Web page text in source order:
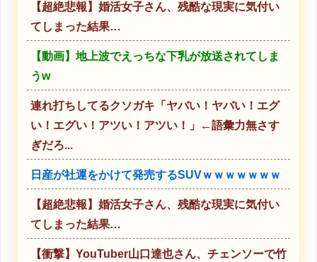
【超絶悲報】婚活女子さん、残酷な現実に気付い
てしまった結果…
【動画】地上波でえっちな下乳が放送されてしま
うw
連れ打ちしてるクソガキ「ヤバい！ヤバい！エグ
い！エグい！アツい！アツい！」←語彙力無さす
ぎだろ...
日産が社運をかけて発売するSUVｗｗｗｗｗｗｗ
【超絶悲報】婚活女子さん、残酷な現実に気付い
てしまった結果…
【衝撃】YouTuber山口達也さん、チェンソーで竹